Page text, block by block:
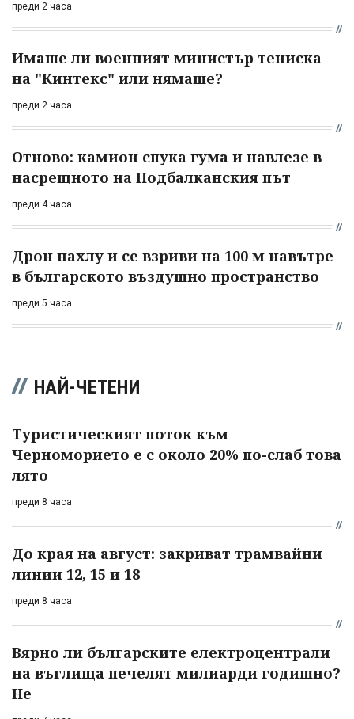
преди 2 часа
Имаше ли военният министър тениска
на "Кинтекс" или нямаше?
преди 2 часа
Отново: камион спука гума и навлезе в
насрещното на Подбалканския път
преди 4 часа
Дрон нахлу и се взриви на 100 м навътре
в българското въздушно пространство
преди 5 часа
НАЙ-ЧЕТЕНИ
Туристическият поток към
Черноморието е с около 20% по-слаб това
лято
преди 8 часа
До края на август: закриват трамвайни
линии 12, 15 и 18
преди 8 часа
Вярно ли българските електроцентрали
на въглища печелят милиарди годишно?
Не